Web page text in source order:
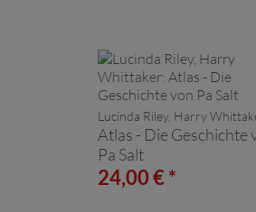
Lucinda Riley, Harry
Atlas - Die Geschichte
Pa Salt
24,00 € *